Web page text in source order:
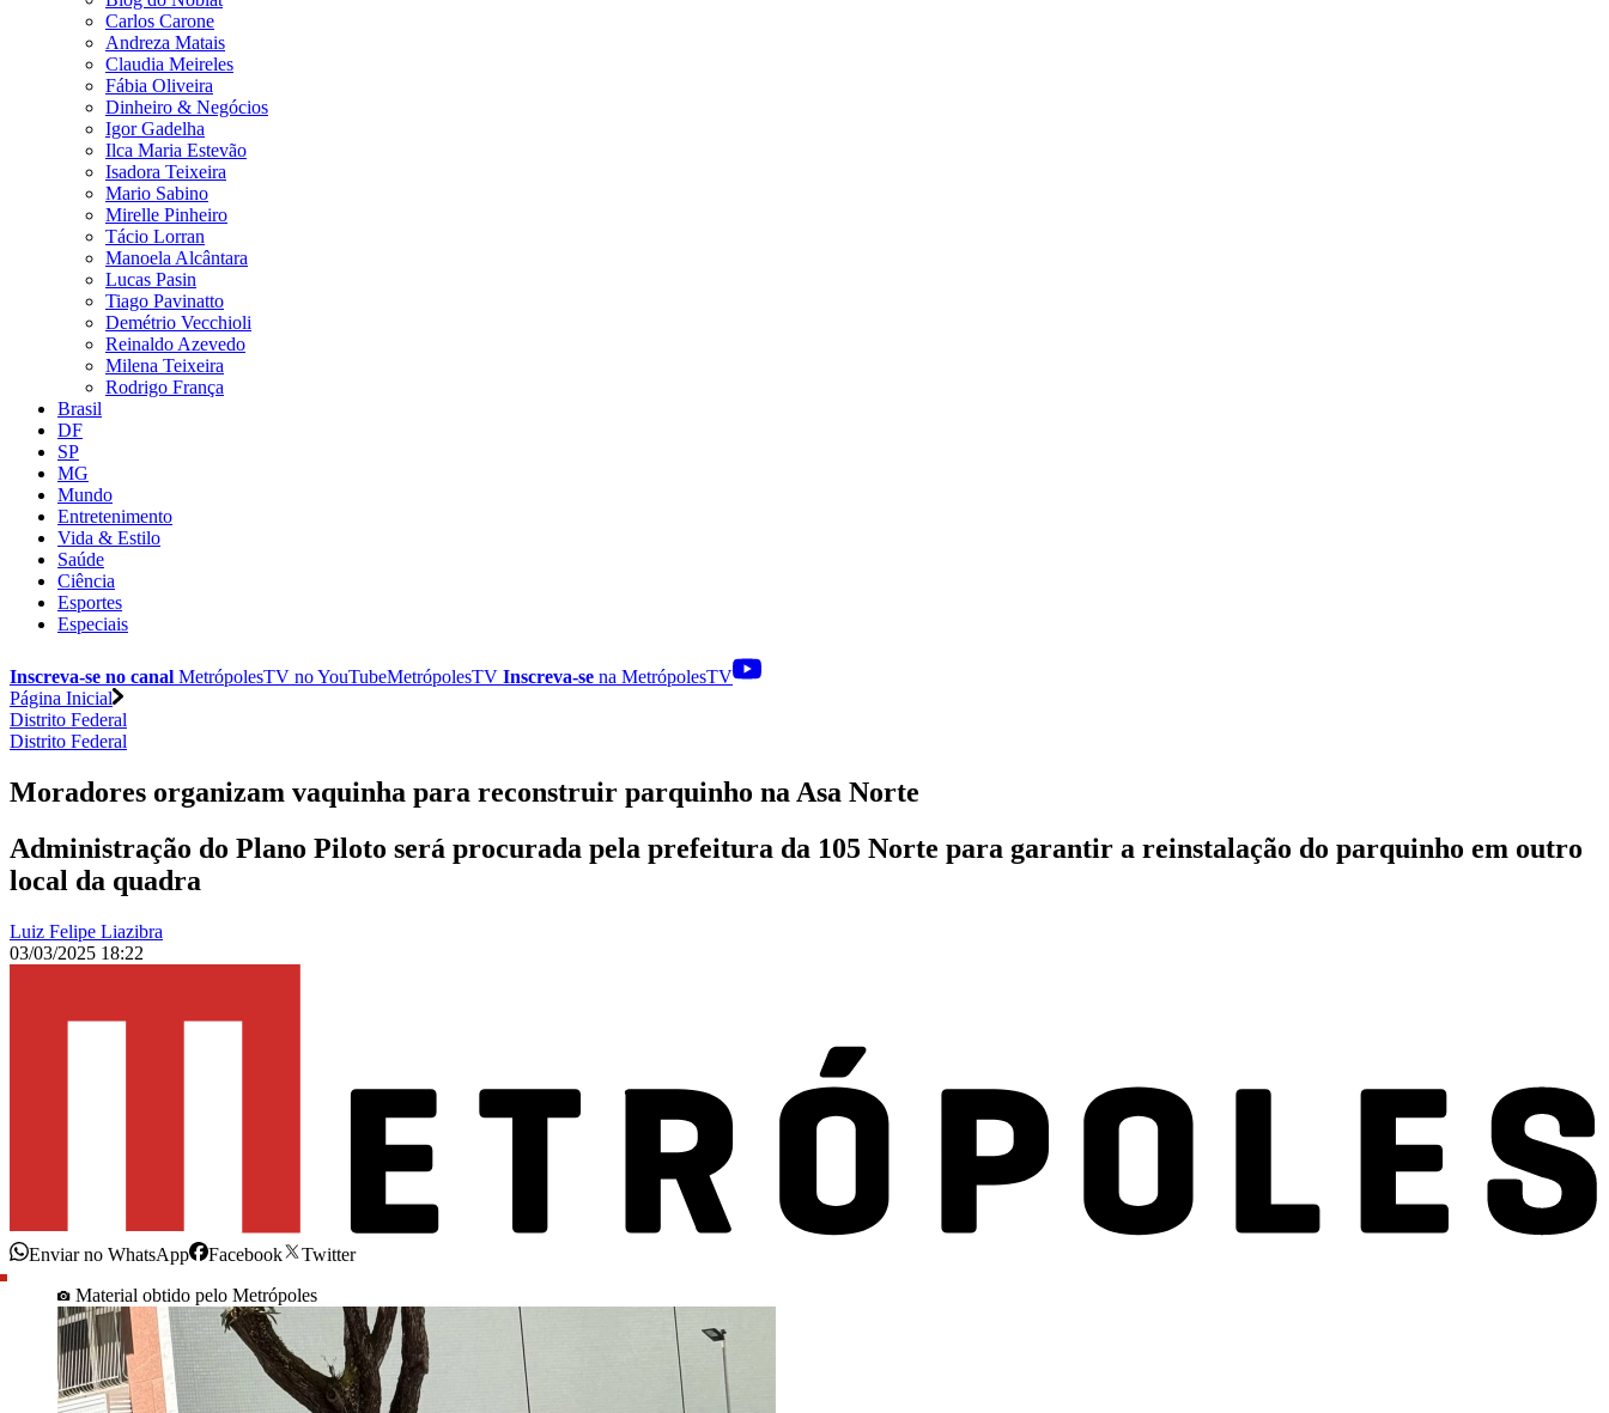
Carlos Carone
Andreza Matais
Claudia Meireles
Fábia Oliveira
Dinheiro & Negócios
Igor Gadelha
Ilca Maria Estevão
Isadora Teixeira
Mario Sabino
Mirelle Pinheiro
Tácio Lorran
Manoela Alcântara
Lucas Pasin
Tiago Pavinatto
Demétrio Vecchioli
Reinaldo Azevedo
Milena Teixeira
Rodrigo França
Brasil
DF
SP
MG
Mundo
Entretenimento
Vida & Estilo
Saúde
Ciência
Esportes
Especiais
Inscreva-se no canal MetrópolesTV noYouTubeMetrópolesTV Inscreva-se na MetrópolesTV
Página Inicial
Distrito Federal
Distrito Federal
Moradores organizam vaquinha para reconstruir parquinho na Asa Norte
Administração do Plano Piloto será procurada pela prefeitura da 105 Norte para garantir a reinstalação do parquinho em outro
local da quadra
Luiz Felipe Liazibra
03/03/2025 18:22
Enviar no WhatsApp Facebook
Twitter
Material obtido pelo Metrópoles